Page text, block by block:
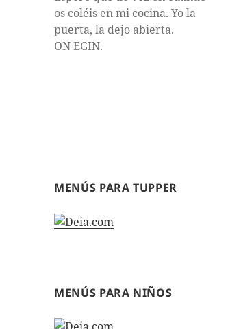
os coléis en mi cocina. Yo la
puerta, la dejo abierta.
ON EGIN.
MENÚS PARA TUPPER
MENÚS PARA NIÑOS